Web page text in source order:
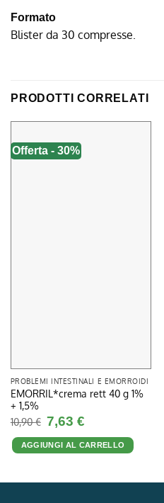
Formato
Blister da 30 compresse.
PRODOTTI CORRELATI
Offerta - 30%
PROBLEMI INTESTINALI E EMORROIDI
EMORRIL*crema rett 40 g 1%
+ 1,5%
10,90€ Il
prezzo
originale
era:
10,90 €.
7,63 €Il
prezzo
attuale
è:
7,63 €.
AGGIUNGI AL CARRELLO